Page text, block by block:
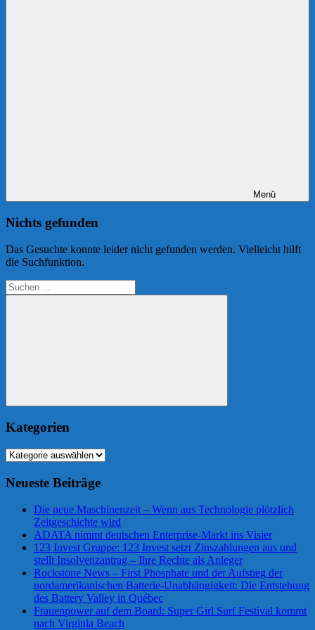
Menü
Nichts gefunden
Das Gesuchte konnte leider nicht gefunden werden. Vielleicht hilft
die Suchfunktion.
Suchen
nach:
Suchen
Kategorien
Kategorien
Neueste Beiträge
Die neue Maschinenzeit – Wenn aus Technologie plötzlich
Zeitgeschichte wird
ADATA nimmt deutschen Enterprise-Markt ins Visier
123 Invest Gruppe: 123 Invest setzt Zinszahlungen aus und
stellt Insolvenzantrag – Ihre Rechte als Anleger
Rockstone News – First Phosphate und der Aufstieg der
nordamerikanischen Batterie-Unabhängigkeit: Die Entstehung
des Battery Valley in Québec
Frauenpower auf dem Board: Super Girl Surf Festival kommt
nach Virginia Beach